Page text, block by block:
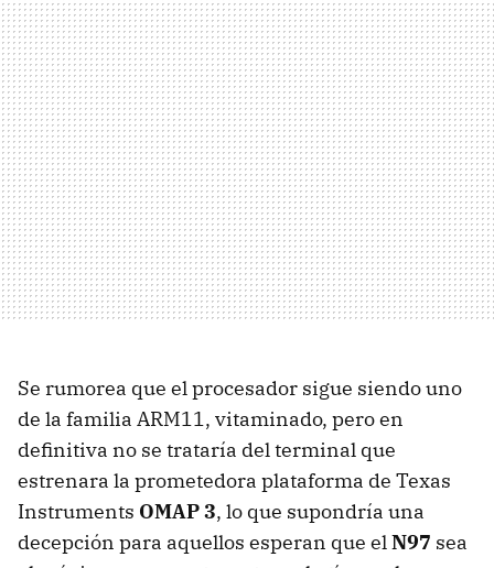
Se rumorea que el procesador sigue siendo uno
de la familia ARM11, vitaminado, pero en
definitiva no se trataría del terminal que
estrenara la prometedora plataforma de Texas
Instruments OMAP3, lo que supondría una
decepción para aquellos esperan que elN97 sea